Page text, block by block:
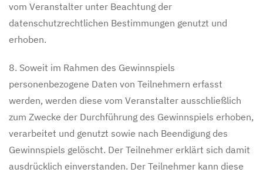
vom Veranstalter unter Beachtung der
datenschutzrechtlichen Bestimmungen genutzt und
erhoben.
8. Soweit im Rahmen des Gewinnspiels
personenbezogene Daten von Teilnehmern erfasst
werden, werden diese vom Veranstalter ausschließlich
zum Zwecke der Durchführung des Gewinnspiels erhoben,
verarbeitet und genutzt sowie nach Beendigung des
Gewinnspiels gelöscht. Der Teilnehmer erklärt sich damit
ausdrücklich einverstanden. Der Teilnehmer kann diese